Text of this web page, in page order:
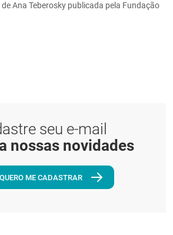
Ana Teberosky publicada pela Fundação
seu e-mail
nossas novidades
QUERO ME CADASTRAR